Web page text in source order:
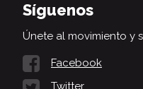
Síguenos
Únete al movimiento y
Facebook